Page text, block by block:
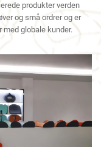
produkter verden
og små ordrer og er
globale kunder.